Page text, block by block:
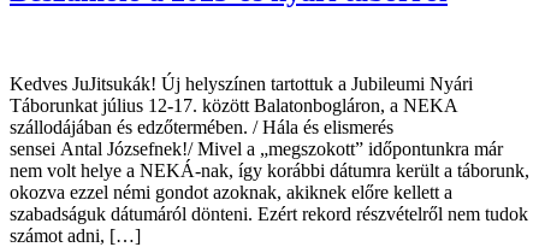
Kedves JuJitsukák! Új helyszínen tartottuk a Jubileumi Nyári
Táborunkat július 12-17. között Balatonbogláron, a NEKA
szállodájában és edzőtermében. / Hála és elismerés
sensei Antal Józsefnek!/ Mivel a „megszokott” időpontunkra már
nem volt helye a NEKÁ-nak, így korábbi dátumra került a táborunk,
okozva ezzel némi gondot azoknak, akiknek előre kellett a
szabadságuk dátumáról dönteni. Ezért rekord részvételről nem tudok
számot adni, […]